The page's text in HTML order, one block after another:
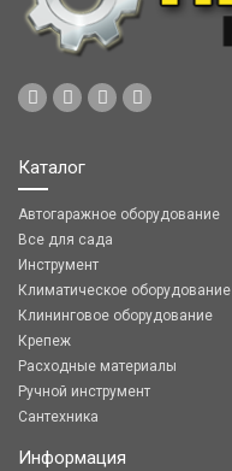
Каталог
Автогаражное оборудование
Все для сада
Инструмент
Климатическое оборудование
Клининговое оборудование
Крепеж
Расходные материалы
Ручной инструмент
Сантехника
Информация